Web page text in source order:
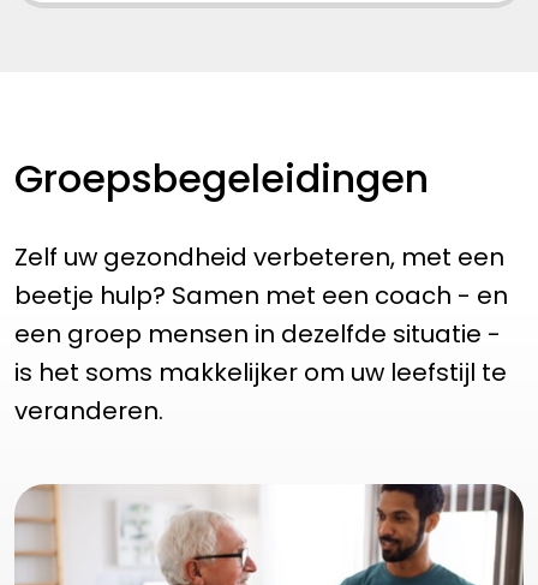
Groepsbegeleidingen
Zelf uw gezondheid verbeteren, met een
beetje hulp? Samen met een coach - en
een groep mensen in dezelfde situatie -
is het soms makkelijker om uw leefstijl te
veranderen.